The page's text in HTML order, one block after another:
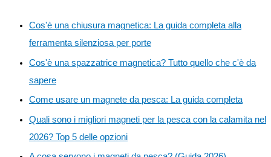
Cos'è una chiusura magnetica: La guida completa alla
ferramenta silenziosa per porte
Cos'è una spazzatrice magnetica? Tutto quello che c'è da
sapere
Come usare un magnete da pesca: La guida completa
Quali sono i migliori magneti per la pesca con la calamita nel
2026? Top 5 delle opzioni